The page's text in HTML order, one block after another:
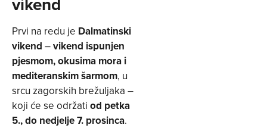
Prvi na redu je Dalmatinski
vikend –vikend ispunjen
pjesmom, okusima mora i
mediteranskim šarmom, u
srcu zagorskih brežuljaka –
koji će se održati od petka
5., do nedjelje 7. prosinca.